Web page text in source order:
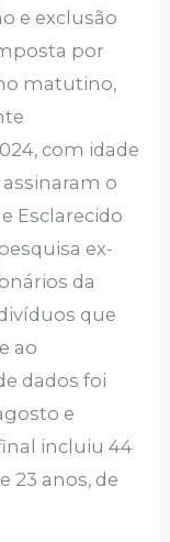
e exclusão
por
matutino,
com idade
o
Esclarecido
ex-
da
que
ao
dados foi
e
incluiu 44
23 anos, de